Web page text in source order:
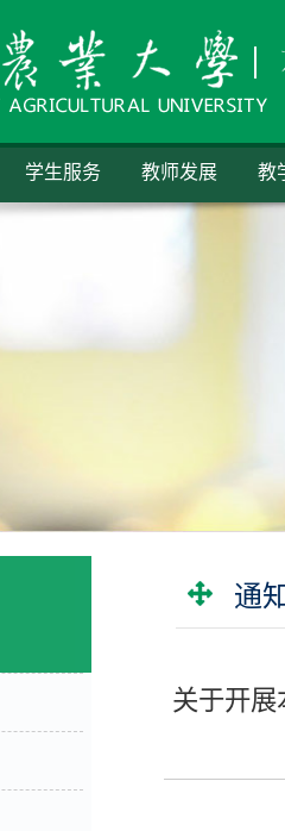
学生服务 教师发展 教
通
关于开